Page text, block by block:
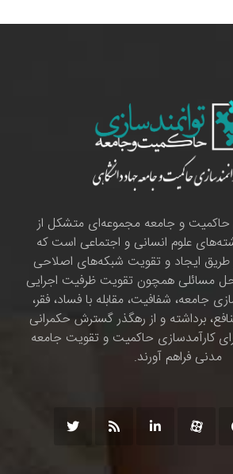
حاکمیت و جامعه مجموعه‌ای متشکل از
علوم انسانی و اجتماعی است که
طریق ایجاد و تقویت شبکه‌های اصلاحی
حل مسائلی همچون تقویت ظرفیت اجرایی
جامعه، شفافیت، مقابله با فساد، فقر،
برداشته و از رهگذر گسترش حکمرانی
کارآمدسازی حاکمیت و تقویت جامعه
مدنی فراهم آورند.